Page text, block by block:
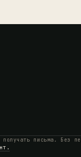
получать письма. Без